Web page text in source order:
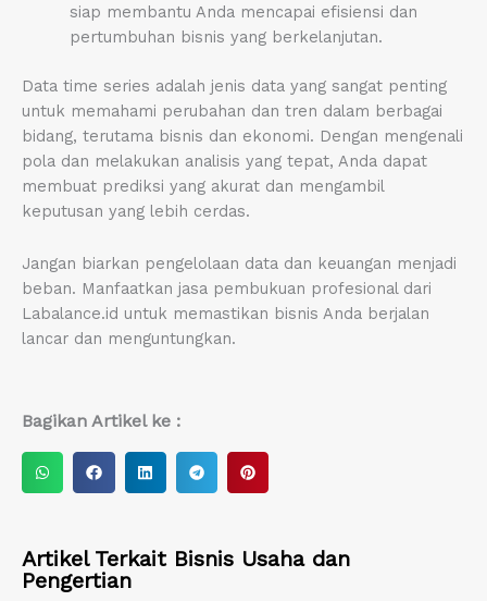
siap membantu Anda mencapai efisiensi dan
pertumbuhan bisnis yang berkelanjutan.
Data time series adalah jenis data yang sangat penting
untuk memahami perubahan dan tren dalam berbagai
bidang, terutama bisnis dan ekonomi. Dengan mengenali
pola dan melakukan analisis yang tepat, Anda dapat
membuat prediksi yang akurat dan mengambil
keputusan yang lebih cerdas.
Jangan biarkan pengelolaan data dan keuangan menjadi
beban. Manfaatkan jasa pembukuan profesional dari
Labalance.id untuk memastikan bisnis Anda berjalan
lancar dan menguntungkan.
Bagikan Artikel ke :
o o
e e e
Artikel Terkait Bisnis Usahadan
Pengertian